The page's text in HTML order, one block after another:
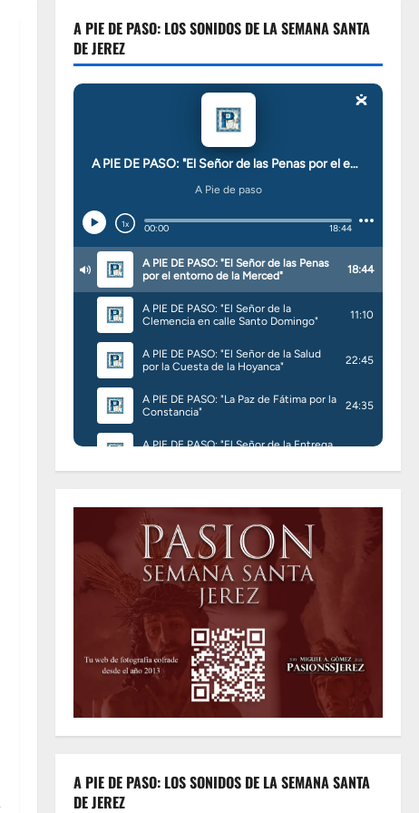
A PIE DE PASO: LOS SONIDOS DE LA SEMANA SANTA
DE JEREZ
A PIE DE PASO: LOS SONIDOS DE LA SEMANA SANTA
DE JEREZ